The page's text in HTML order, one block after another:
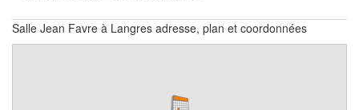
Salle Jean Favre à Langres adresse, plan et coordonnées